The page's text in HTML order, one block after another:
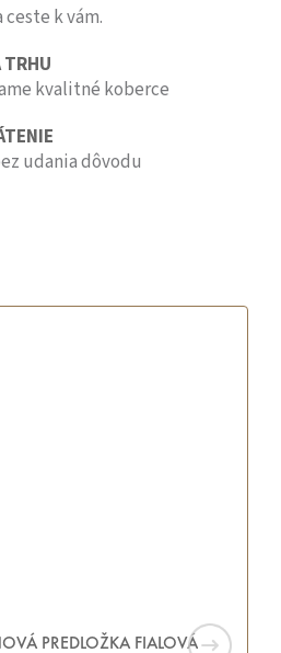
ceste k vám.
TRHU
kvalitné koberce
udania dôvodu
PREDLOŽKA FIALOVÁ